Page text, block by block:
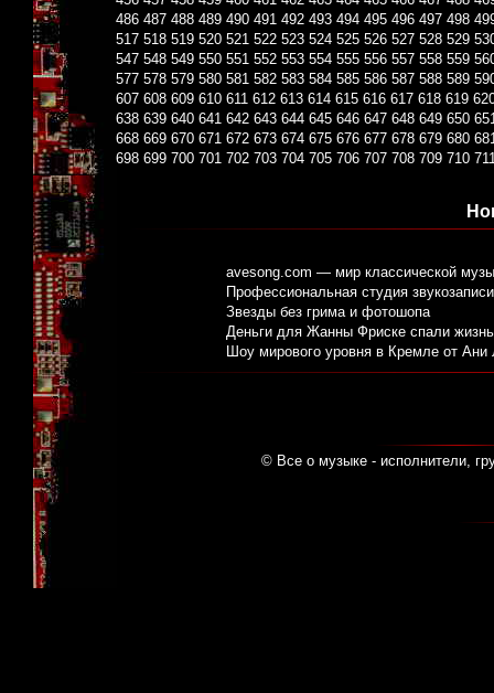
486 487 488 489 490 491 492 493 494 495 496 497 498
517 518 519 520 521 522 523 524 525 526 527 528 529
547 548 549 550 551 552 553 554 555 556 557 558 559
577 578 579 580 581 582 583 584 585 586 587 588 589
607 608 609 610 611 612 613 614 615 616 617 618 619
638 639 640 641 642 643 644 645 646 647 648 649 650
668 669 670 671 672 673 674 675 676 677 678 679 680
698 699 700 701 702 703 704 705 706 707 708 709 710
avesong.com — мир классической
Профессиональная студия
Звезды без грима и фотошопа
Деньги для Жанны Фриске спали
Шоу мирового уровня в Кремле от Ани
© Все о музыке - исполнители,